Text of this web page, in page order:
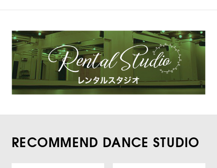
RECOMMEND DANCE STUDIO